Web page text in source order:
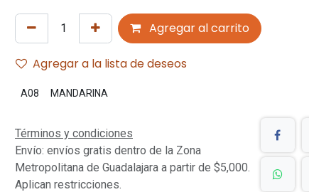
Agregar al carrito
Agregar a la lista de deseos
A08 MANDARINA
Términos y condiciones
Envío: envíos gratis dentro de la Zona
Metropolitana de Guadalajara a partir de $5,000.
Aplican restricciones.